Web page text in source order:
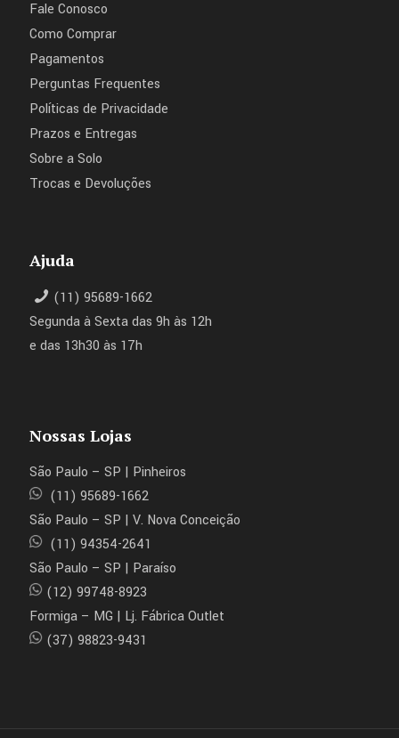
Fale Conosco
Como Comprar
Pagamentos
Perguntas Frequentes
Políticas de Privacidade
Prazos e Entregas
Sobre a Solo
Trocas e Devoluções
Ajuda
(11) 95689-1662
Segunda à Sexta das 9h às 12h
e das 13h30 às 17h
Nossas Lojas
São Paulo – SP | Pinheiros
(11) 95689-1662
São Paulo – SP | V. Nova Conceição
(11) 94354-2641
São Paulo – SP | Paraíso
(12) 99748-8923
Formiga – MG | Lj. Fábrica Outlet
(37) 98823-9431